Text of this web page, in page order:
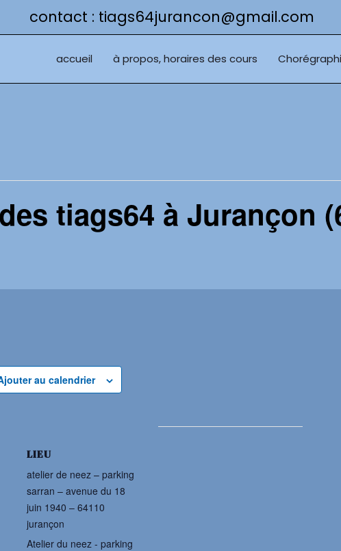
contact : tiags64jurancon@gmail.com
accueil à propos, horaires des cours
tiags64 à Jurançon
au calendrier
LIEU
atelier de neez – parking
sarran – avenue du 18
juin 1940 – 64110
jurançon
Atelier du neez - parking